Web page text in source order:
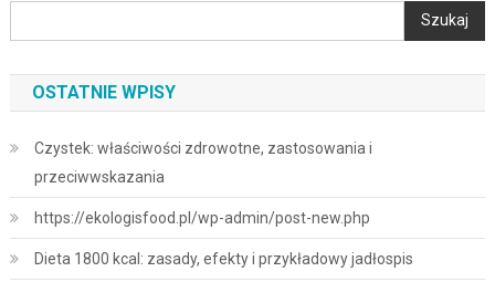
Szukaj
OSTATNIE WPISY
Czystek: właściwości zdrowotne, zastosowania i
przeciwwskazania
https://ekologisfood.pl/wp-admin/post-new.php
Dieta 1800 kcal: zasady, efekty i przykładowy jadłospis